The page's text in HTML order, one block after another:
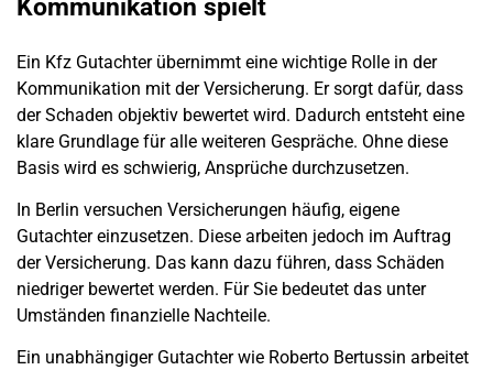
Kommunikation spielt
Ein Kfz Gutachter übernimmt eine wichtige Rolle in der
Kommunikation mit der Versicherung. Er sorgt dafür, dass
derSchaden objektiv bewertet wird. Dadurch entsteht eine
klare Grundlage für alle weiteren Gespräche. Ohne diese
Basis wird es schwierig, Ansprüche durchzusetzen.
In Berlin versuchen Versicherungen häufig, eigene
Gutachter einzusetzen. Diese arbeiten jedoch im Auftrag
der Versicherung. Das kann dazu führen, dass Schäden
niedriger bewertet werden. Für Sie bedeutet das unter
Umständen finanzielle Nachteile.
Ein unabhängiger Gutachter wie Roberto Bertussin arbeitet